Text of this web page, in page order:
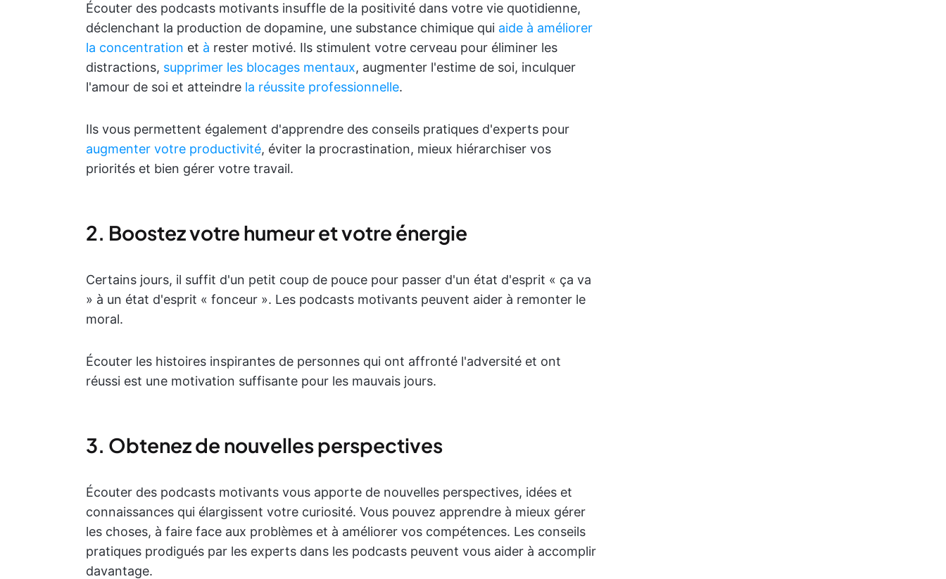
Écouter des podcasts motivants insuffle de la positivité dans votre vie quotidienne,
déclenchant la production de dopamine, une substance chimique qui aide à améliorer
la concentration et à rester motivé. Ils stimulent votre cerveau pour éliminer les
distractions, supprimer les blocages mentaux, augmenter l'estime de soi, inculquer
l'amour de soi et atteindre la réussite professionnelle.
Ils vous permettent également d'apprendre des conseils pratiques d'experts pour
augmenter votre productivité, éviter la procrastination, mieux hiérarchiser vos
priorités et bien gérer votre travail.
2. Boostez votre humeur et votre énergie
Certains jours, il suffit d'un petit coup de pouce pour passer d'un état d'esprit « ça va
» à un état d'esprit « fonceur ». Les podcasts motivants peuvent aider à remonter le
moral.
Écouter les histoires inspirantes de personnes qui ont affronté l'adversité et ont
réussi est une motivation suffisante pour les mauvais jours.
3. Obtenez de nouvelles perspectives
Écouter des podcasts motivants vous apporte de nouvelles perspectives, idées et
connaissances qui élargissent votre curiosité. Vous pouvez apprendre à mieux gérer
les choses, à faire face aux problèmes et à améliorer vos compétences. Les conseils
pratiques prodigués par les experts dans les podcasts peuvent vous aider à accomplir
davantage.